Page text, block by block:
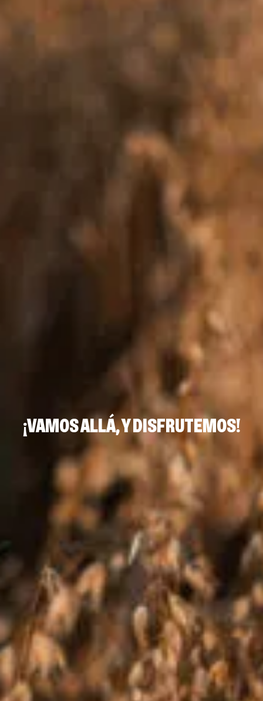
¡VAMOS ALLÁ, Y DISFRUTEMOS!